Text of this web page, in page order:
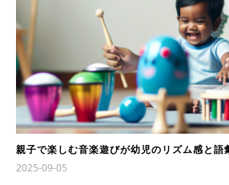
親子で楽しむ音楽遊びが幼児のリズム感と語
2025-09-05